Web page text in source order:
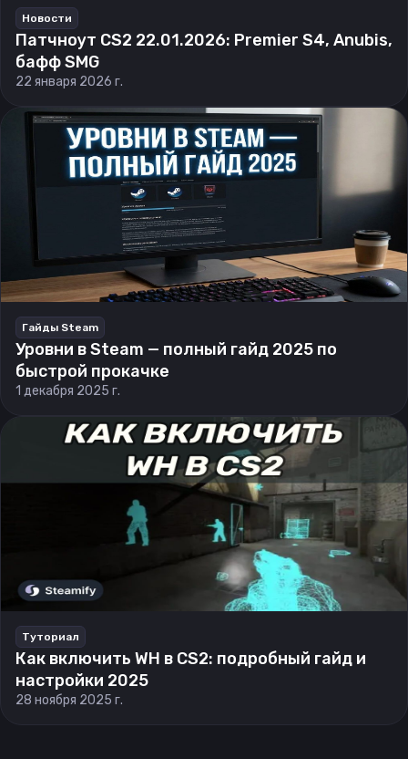
Новости
Патчноут CS2 22.01.2026: Premier S4, Anubis,
бафф SMG
22 января 2026 г.
Гайды Steam
Уровни в Steam — полный гайд 2025 по
быстрой прокачке
1 декабря 2025 г.
Туториал
Как включить WH в CS2: подробный гайд и
настройки 2025
28 ноября 2025 г.